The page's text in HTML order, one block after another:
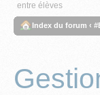
entre élèves
Index du forum ‹